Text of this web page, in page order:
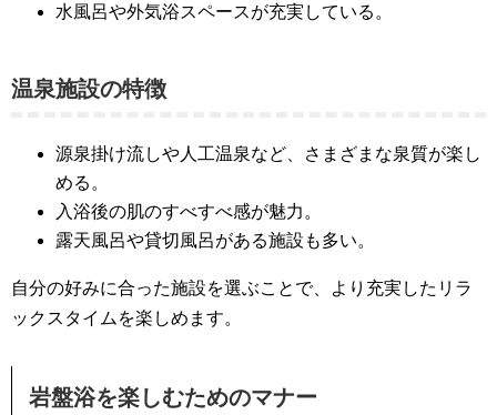
水風呂や外気浴スペースが充実している。
温泉施設の特徴
源泉掛け流しや人工温泉など、さまざまな泉質が楽し
める。
入浴後の肌のすべすべ感が魅力。
露天風呂や貸切風呂がある施設も多い。
自分の好みに合った施設を選ぶことで、より充実したリラ
ックスタイムを楽しめます。
岩盤浴を楽しむためのマナー